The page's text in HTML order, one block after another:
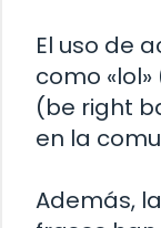
El uso de
como
(be right
en la
Además,